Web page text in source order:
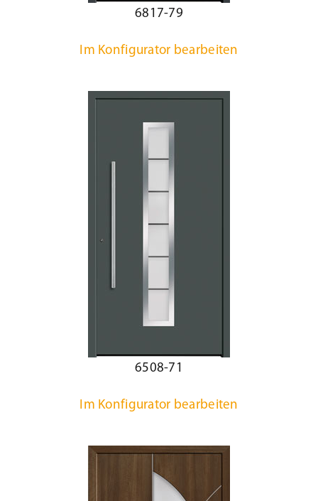
6817-79
Im Konfigurator bearbeiten
6508-71
Im Konfigurator bearbeiten